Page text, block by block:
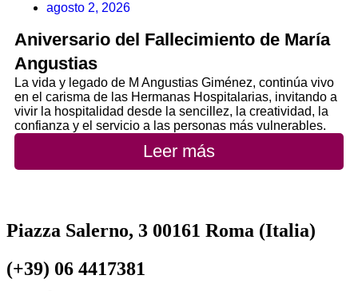
agosto 2, 2026
Aniversario del Fallecimiento de María
Angustias
La vida y legado de M Angustias Giménez, continúa vivo
en el carisma de las Hermanas Hospitalarias, invitando a
vivir la hospitalidad desde la sencillez, la creatividad, la
confianza y el servicio a las personas más vulnerables.
Leer más
Piazza Salerno, 3 00161 Roma (Italia)
(+39) 06 4417381